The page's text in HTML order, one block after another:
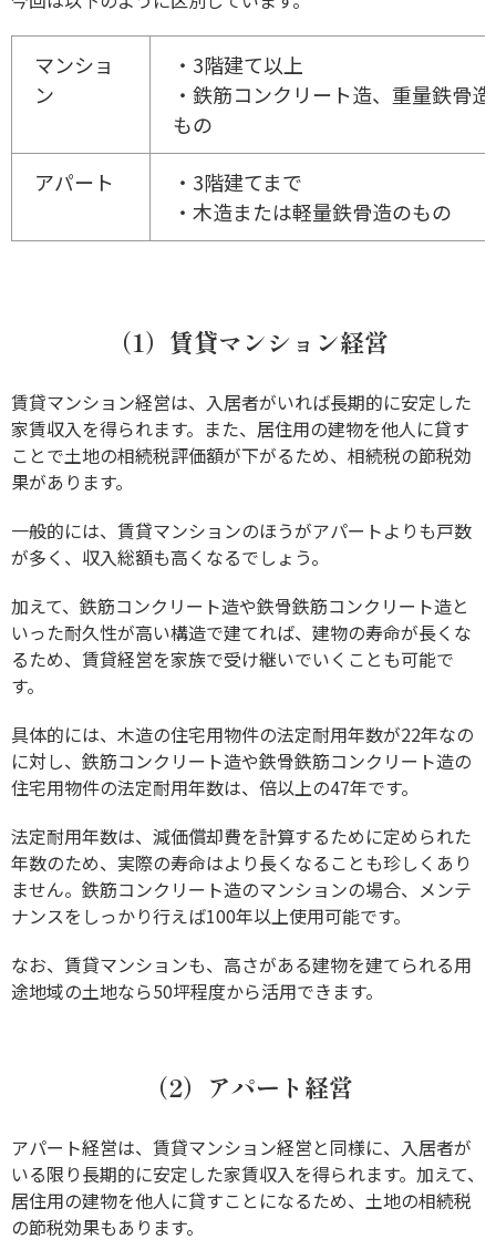
マンショ
ン
・3階建て以上
・鉄筋コンクリート造、重量鉄骨
もの
アパート
・3階建てまで
・木造または軽量鉄骨造のもの
（1）賃貸マンション経営
賃貸マンション経営は、入居者がいれば長期的に安定した
家賃収入を得られます。また、居住用の建物を他人に貸す
ことで土地の相続税評価額が下がるため、相続税の節税効
果があります。
一般的には、賃貸マンションのほうがアパートよりも戸数
が多く、収入総額も高くなるでしょう。
加えて、鉄筋コンクリート造や鉄骨鉄筋コンクリート造と
いった耐久性が高い構造で建てれば、建物の寿命が長くな
るため、賃貸経営を家族で受け継いでいくことも可能で
す。
具体的には、木造の住宅用物件の法定耐用年数が22年なの
に対し、鉄筋コンクリート造や鉄骨鉄筋コンクリート造の
住宅用物件の法定耐用年数は、倍以上の47年です。
法定耐用年数は、減価償却費を計算するために定められた
年数のため、実際の寿命はより長くなることも珍しくあり
ません。鉄筋コンクリート造のマンションの場合、メンテ
ナンスをしっかり行えば100年以上使用可能です。
なお、賃貸マンションも、高さがある建物を建てられる用
途地域の土地なら50坪程度から活用できます。
（2）アパート経営
アパート経営は、賃貸マンション経営と同様に、入居者が
いる限り長期的に安定した家賃収入を得られます。加えて、
居住用の建物を他人に貸すことになるため、土地の相続税
の節税効果もあります。